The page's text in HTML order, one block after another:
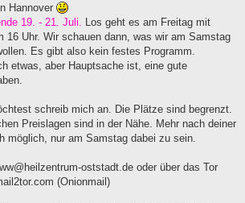
Hannover
19. - 21. Juli. Los geht es am Freitag mit
16 Uhr. Wir schauen dann, was wir am Samstag
Es gibt also kein festes Programm.
etwas, aber Hauptsache ist, eine gute
schreib mich an. Die Plätze sind begrenzt.
Preislagen sind in der Nähe. Mehr nach deiner
möglich, nur am Samstag dabei zu sein.
ww@heilzentrum-oststadt.de oder über das Tor
(Onionmail)